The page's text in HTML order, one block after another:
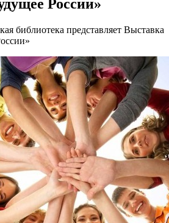
России»
библиотека представляет Выставка